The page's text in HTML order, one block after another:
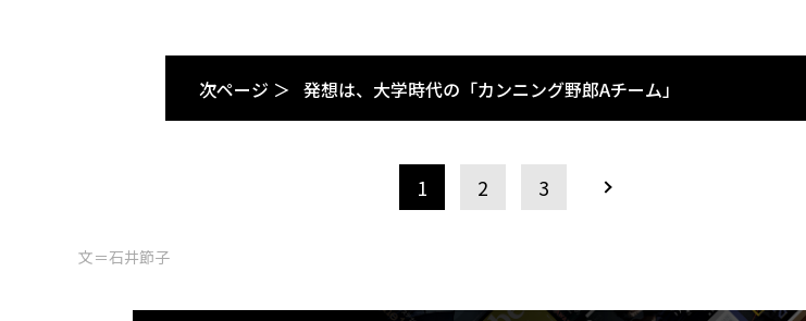
次ページ ＞ 発想は、大学時代の「カンニング野郎Aチーム」
1 2 3
文＝石井節子